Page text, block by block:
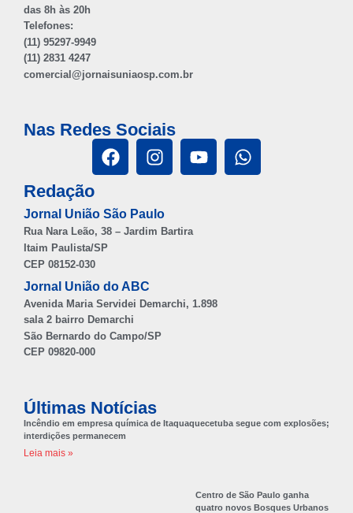
das 8h às 20h
Telefones:
(11) 95297-9949
(11) 2831 4247
comercial@jornaisuniaosp.com.br
Nas Redes Sociais
Redação
Jornal União São Paulo
Rua Nara Leão, 38 – Jardim Bartira
Itaim Paulista/SP
CEP 08152-030
Jornal União do ABC
Avenida Maria Servidei Demarchi, 1.898
sala 2 bairro Demarchi
São Bernardo do Campo/SP
CEP 09820-000
Últimas Notícias
Incêndio em empresa química de Itaquaquecetuba segue com explosões;
interdições permanecem
Leia mais »
Centro de São Paulo ganha
quatro novos Bosques Urbanos